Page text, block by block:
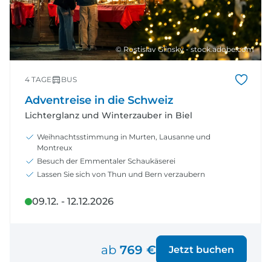
© Rostislav Glinsky - stock.adobe.com
4 TAGE BUS
Adventreise in die Schweiz
Lichterglanz und Winterzauber in Biel
Weihnachtsstimmung in Murten, Lausanne und
Montreux
Besuch der Emmentaler Schaukäserei
Lassen Sie sich von Thun und Bern verzaubern
09.12. - 12.12.2026
ab 769 € Jetzt buchen